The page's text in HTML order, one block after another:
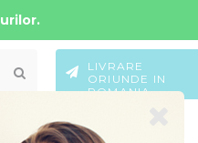
LIVRARE
ORIUNDE IN
ROMANIA